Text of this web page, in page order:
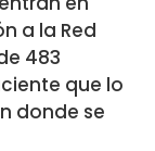
a la Red
483
que lo
donde se